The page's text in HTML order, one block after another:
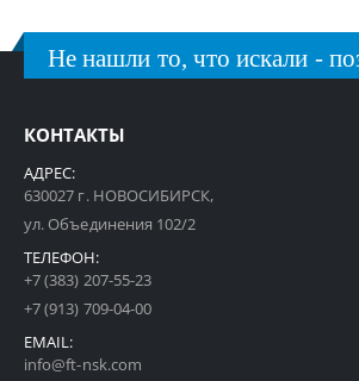
Не нашли то, что искали -
КОНТАКТЫ
АДРЕС:
630027 г. НОВОСИБИРСК,
ул. Объединения 102/2
ТЕЛЕФОН:
+7 (383) 207-55-23
+7 (913) 709-04-00
EMAIL:
info@ft-nsk.com